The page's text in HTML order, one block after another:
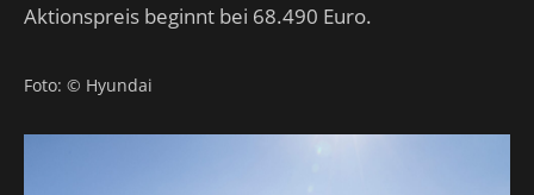
Aktionspreis beginnt bei 68.490 Euro.
Foto: © Hyundai